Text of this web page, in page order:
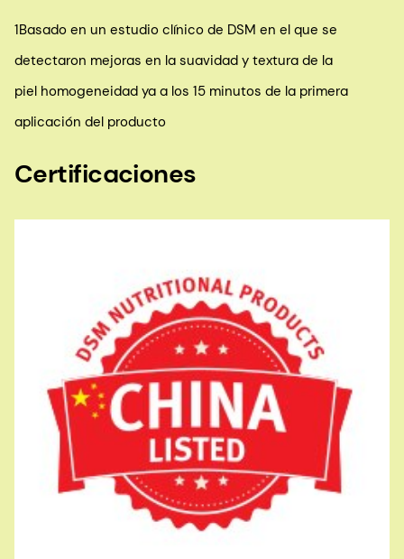
1Basado en un estudio clínico de DSM en el que se
detectaron mejoras en la suavidad y textura de la
piel homogeneidad ya a los 15 minutos de la primera
aplicación del producto
Certificaciones